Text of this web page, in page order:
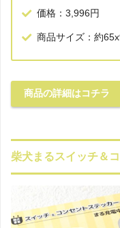
価格：3,996円
商品サイズ：約
商品の詳細はコチラ
柴犬まるスイッチ＆